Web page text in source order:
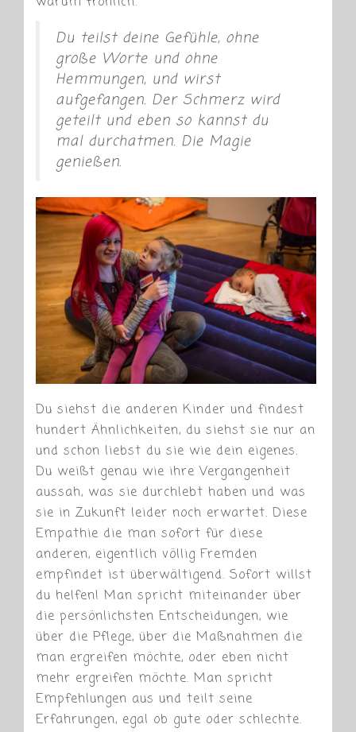
Du teilst deine Gefühle, ohne
große Worte und ohne
Hemmungen, und wirst
aufgefangen. Der Schmerz wird
geteilt und eben so kannst du
mal durchatmen. Die Magie
genießen.
Du siehst die anderen Kinder und findest
hundert Ähnlichkeiten, du siehst sie nur an
und schon liebst du sie wie dein eigenes.
Du weißt genau wie ihre Vergangenheit
aussah, was sie durchlebt haben und was
sie in Zukunft leider noch erwartet. Diese
Empathie die man sofort für diese
anderen, eigentlich völlig Fremden
empfindet ist überwältigend. Sofort willst
du helfen! Man spricht miteinander über
die persönlichsten Entscheidungen, wie
über die Pflege, über die Maßnahmen die
man ergreifen möchte, oder eben nicht
mehr ergreifen möchte. Man spricht
Empfehlungen aus und teilt seine
Erfahrungen, egal ob gute oder schlechte.